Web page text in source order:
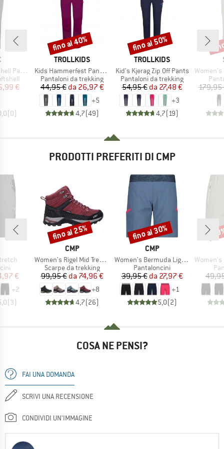
Pants
ridotto
€
(0)
MARCHIO
TROLLKIDS
Articolo
Kids Hammerfest Pants Pro
Gruppo di prodotti
Pantaloni da trekking
Prezzo
44,95 € Prezzo ridotto
da 26,97 €
+5
4,7(49)
Sconto
fino al 40%
MARCHIO
TROLLKIDS
Articolo
Kid's Kjerag Zip Off Pants
Gruppo di prodotti
Pantaloni da trekking
Prezzo
54,95 € Prezzo ridotto
da 27,48 €
+3
4,7(19)
Sconto
fino al 50%
Articolo
Women's HoforsSt.
179,95
PRODOTTI PREFERITI DI CMP
prodotti
ridotto
€
+2
(3)
MARCHIO
CMP
Articolo
Women's Rigel Mid Trekking Shoes Waterproof
Gruppo di prodotti
Scarpe da trekking
Prezzo
99,95 € Prezzo ridotto
da 74,96 €
+8
4,7(26)
Sconto
fino al 25%
MARCHIO
CMP
Articolo
Women's Bermuda Light Climb
Gruppo di prodotti
Pantaloncini
Prezzo
39,95 € Prezzo ridotto
da 27,97 €
+1
5,0(2)
Sconto
fino al 30%
Articolo
Women's
COSA NE PENSI?
FAI UNA DOMANDA
SCRIVI UNA RECENSIONE
CONDIVIDI UN'IMMAGINE